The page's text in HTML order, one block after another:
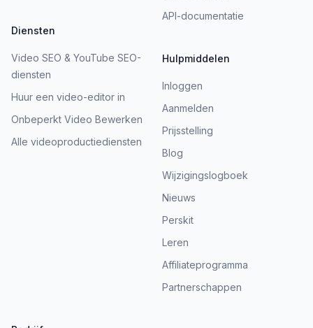
Diensten
Video SEO & YouTube SEO-
diensten
Huur een video-editor in
Onbeperkt Video Bewerken
Alle videoproductiediensten
API-documentatie
Hulpmiddelen
Inloggen
Aanmelden
Prijsstelling
Blog
Wijzigingslogboek
Nieuws
Perskit
Leren
Affiliateprogramma
Partnerschappen